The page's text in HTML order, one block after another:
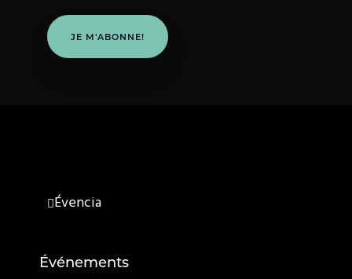
JE M'ABONNE!
Évencia
Événements